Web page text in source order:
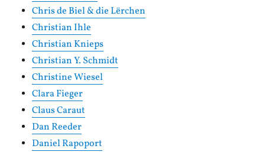
Chris de Biel & die Lërchen
Christian Ihle
Christian Knieps
Christian Y. Schmidt
Christine Wiesel
Clara Fieger
Claus Caraut
Dan Reeder
Daniel Rapoport